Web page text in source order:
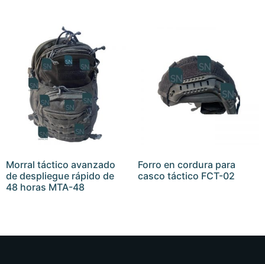
Morral táctico avanzado
de despliegue rápido de
48 horas MTA-48
Forro en cordura para
casco táctico FCT-02